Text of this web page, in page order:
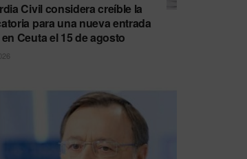
Civil considera creíble la
para una nueva entrada
Ceuta el 15 de agosto